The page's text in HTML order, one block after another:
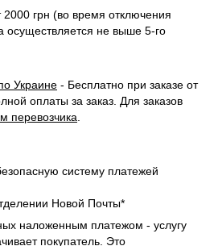
2000 грн (во время отключения
осуществляется не выше 5-го
Украине - Бесплатно при заказе от
оплаты за заказ. Для заказов
перевозчика
систему платежей
Новой Почты*
наложенным платежом - услугу
покупатель. Это